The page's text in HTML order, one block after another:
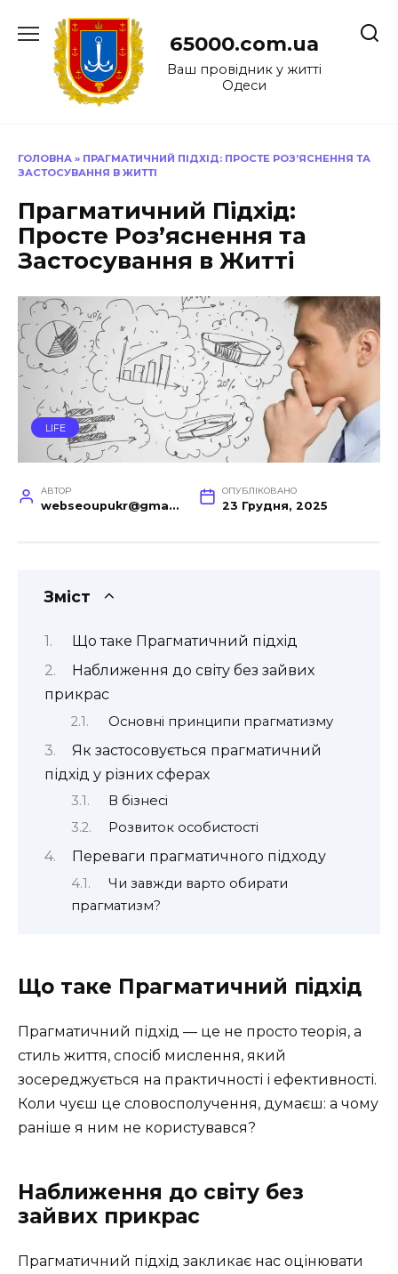
до
65000.com.ua
Ваш провідник у житті
Одеси
ГОЛОВНА » ПРАГМАТИЧНИЙ ПІДХІД: ПРОСТЕ РОЗ’ЯСНЕННЯ ТА
ЗАСТОСУВАННЯ В ЖИТТІ
Прагматичний Підхід:
Просте Роз’яснення та
Застосування в Житті
LIFE
АВТОР
webseoupukr@gmail.com
ОПУБЛІКОВАНО
23 Грудня, 2025
Зміст
Що таке Прагматичний підхід
Наближення до світу без зайвих
прикрас
Основні принципи прагматизму
Як застосовується прагматичний
підхід у різних сферах
В бізнесі
Розвиток особистості
Переваги прагматичного підходу
Чи завжди варто обирати
прагматизм?
Що таке Прагматичний підхід
Прагматичний підхід — це не просто теорія, а
стиль життя, спосіб мислення, який
зосереджується на практичності і ефективності.
Коли чуєш це словосполучення, думаєш: а чому
раніше я ним не користувався?
Наближення до світу без
зайвих прикрас
Прагматичний підхід закликає нас оцінювати